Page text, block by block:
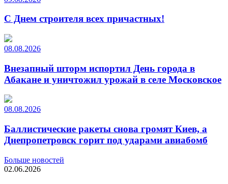
С Днем строителя всех причастных!
08.08.2026
Внезапный шторм испортил День города в
Абакане и уничтожил урожай в селе Московское
08.08.2026
Баллистические ракеты снова громят Киев, а
Днепропетровск горит под ударами авиабомб
Больше новостей
02.06.2026